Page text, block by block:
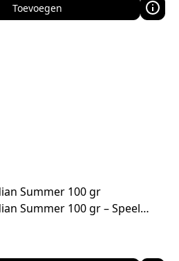
Toevoegen
Summer 100 gr
Summer 100 gr – Speel…